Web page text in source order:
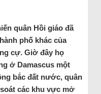
quân Hồi giáo đã
phố khác của
cự. Giờ đây họ
ở Damascus một
bắc đất nước, quân
các khu vực mở